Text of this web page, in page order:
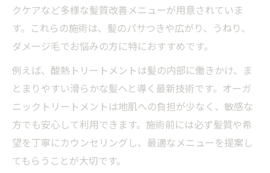
クケアなど多様な髪質改善メニューが用意されていま
す。これらの施術は、髪のパサつきや広がり、うねり、
ダメージ毛でお悩みの方に特におすすめです。
例えば、酸熱トリートメントは髪の内部に働きかけ、ま
とまりやすい滑らかな髪へと導く最新技術です。オーガ
ニックトリートメントは地肌への負担が少なく、敏感な
方でも安心して利用できます。施術前には必ず髪質や希
望を丁寧にカウンセリングし、最適なメニューを提案し
てもらうことが大切です。